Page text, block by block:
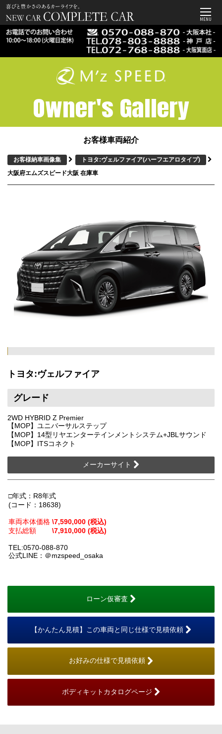
MENU
Owner's Gallery
お客様車両紹介
お客様納車画像集 トヨタ:ヴェルファイア(ハーフエアロタイプ)
大阪府エムズスピード大阪 在庫車
トヨタ:ヴェルファイア
グレード
2WD HYBRID Z Premier
【MOP】ユニバーサルステップ
【MOP】14型リヤエンターテインメントシステム+JBLサウンド
【MOP】ITSコネクト
メーカーサイト
□年式：R8年式
(コード：18638)
車両本体価格 \7,590,000 (税込)
支払総額
\7,910,000 (税込)
TEL:0570-088-870
公式LINE：＠mzspeed_osaka
ローン仮審査
【かんたん見積】この車両と同じ仕様で見積依頼
お好みの仕様で見積依頼
ボディキットカタログページ